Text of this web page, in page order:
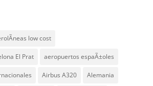
low cost
El Prat aeropuertos espaÃ±oles
Airbus A320 Alemania